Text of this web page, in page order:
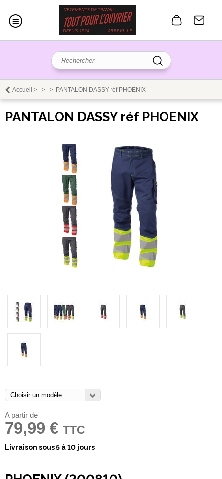
Accueil > > > PANTALON DASSY réf PHOENIX
PANTALON DASSY réf PHOENIX
A partir de
79,99 € TTC
Livraison sous 5 à 10 jours